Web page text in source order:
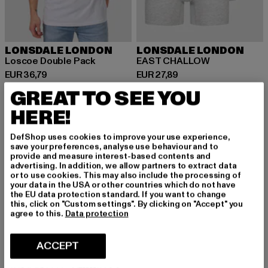
LONSDALE LONDON
Loscoe Double Pack
EUR 36,79
Huidige prijs: EUR 36,79
LONSDALE LONDON
EAST CHALLOW
EUR 27,89
Huidige prijs: EUR 27,89
GREAT TO SEE YOU
HERE!
DefShop uses cookies to improve your use experience,
save your preferences, analyse use behaviour and to
provide and measure interest-based contents and
advertising. In addition, we allow partners to extract data
or to use cookies. This may also include the processing of
your data in the USA or other countries which do not have
the EU data protection standard. If you want to change
this, click on "Custom settings". By clicking on "Accept" you
agree to this. Data protection
ACCEPT